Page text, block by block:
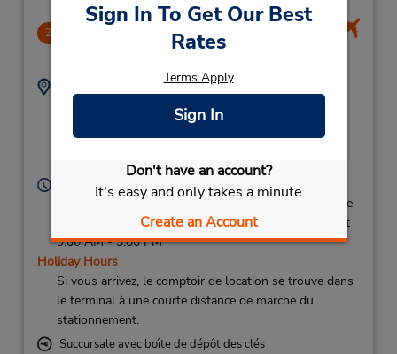
Sign In To Get Our Best
Rates
Terms Apply
Sign In
Don't have an account?
It's easy and only takes a minute
Create an Account
2 EuroAirport Basel Mulhouse
Adresse :
Téléphone :
Heures d'exploitation :
Sun 2:00 PM - 7:00 PM; Mon 8:00 AM - 9:30 PM; Tue
- Thu 8:00 AM - 7:30 PM; Fri 8:00 AM - 9:30 PM; Sat
9:00 AM - 3:00 PM
Holiday Hours
Si vous arrivez, le comptoir de location se trouve dans
le terminal à une courte distance de marche du
stationnement.
Succursale avec boîte de dépôt des clés